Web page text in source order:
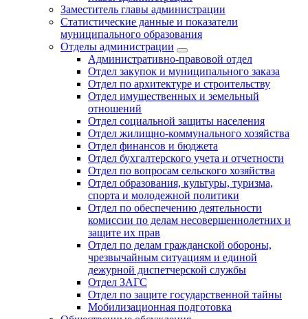
Заместитель главы администрации
Статистические данные и показатели
муниципального образования
Отделы администрации
Административно-правовой отдел
Отдел закупок и муниципального заказа
Отдел по архитектуре и строительству
Отдел имущественных и земельный
отношений
Отдел социальной защиты населения
Отдел жилищно-коммунального хозяйства
Отдел финансов и бюджета
Отдел бухгалтерского учета и отчетности
Отдел по вопросам сельского хозяйства
Отдел образования, культуры, туризма,
спорта и молодежной политики
Отдел по обеспечению деятельности
комиссии по делам несовершеннолетних и
защите их прав
Отдел по делам гражданской обороны,
чрезвычайным ситуациям и единой
дежурной диспетчерской службы
Отдел ЗАГС
Отдел по защите государственной тайны
Мобилизационная подготовка